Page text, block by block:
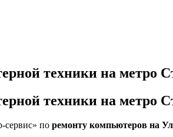
техники на метро
техники на метро
сервис» по ремонту компьютеров на